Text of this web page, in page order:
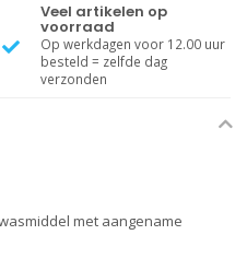
Veel artikelen op
voorraad
Op werkdagen voor 12.00 uur
besteld = zelfde dag
verzonden
met aangename